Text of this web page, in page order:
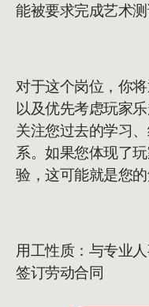
能被要求完成艺术测
对于这个岗位，你
以及优先考虑玩家
关注您过去的学习
系。如果您体现了
验，这可能就是您的
用工性质：与专业
签订劳动合同